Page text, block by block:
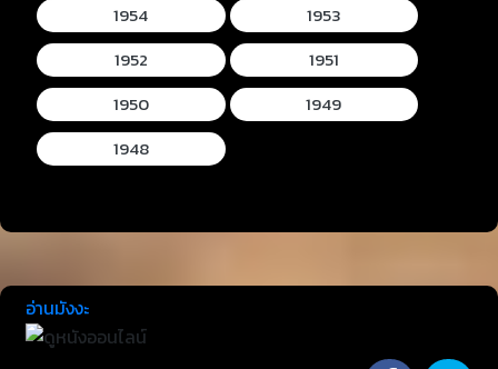
1954
1953
1952
1951
1950
1949
1948
อ่านมังงะ